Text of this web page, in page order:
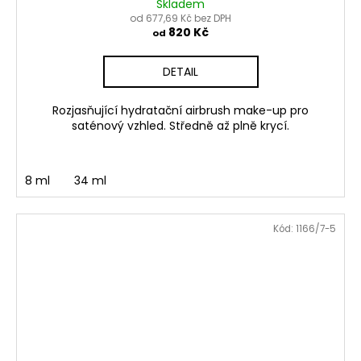
Skladem
od 677,69 Kč bez DPH
od 820 Kč
DETAIL
Rozjasňující hydratační airbrush make-up pro
saténový vzhled. Středně až plně krycí.
8 ml 34 ml
Kód: 1166/7-5